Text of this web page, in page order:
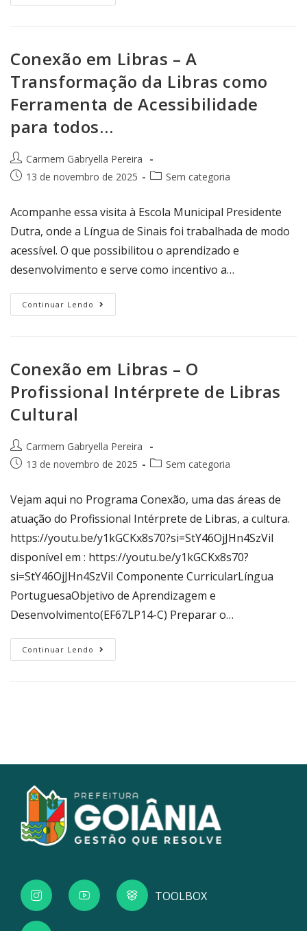
Conexão em Libras – A
Transformação da Libras como
Ferramenta de Acessibilidade
para todos…
Carmem Gabryella Pereira
13 de novembro de 2025
Sem categoria
Acompanhe essa visita à Escola Municipal Presidente
Dutra, onde a Língua de Sinais foi trabalhada de modo
acessível. O que possibilitou o aprendizado e
desenvolvimento e serve como incentivo a…
Continuar Lendo
Conexão em Libras – O
Profissional Intérprete de Libras
Cultural
Carmem Gabryella Pereira
13 de novembro de 2025
Sem categoria
Vejam aqui no Programa Conexão, uma das áreas de
atuação do Profissional Intérprete de Libras, a cultura.
https://youtu.be/y1kGCKx8s70?si=StY46OjJHn4SzViI
disponível em : https://youtu.be/y1kGCKx8s70?
si=StY46OjJHn4SzViI Componente CurricularLíngua
PortuguesaObjetivo de Aprendizagem e
Desenvolvimento(EF67LP14-C) Preparar o…
Continuar Lendo
TOOLBOX